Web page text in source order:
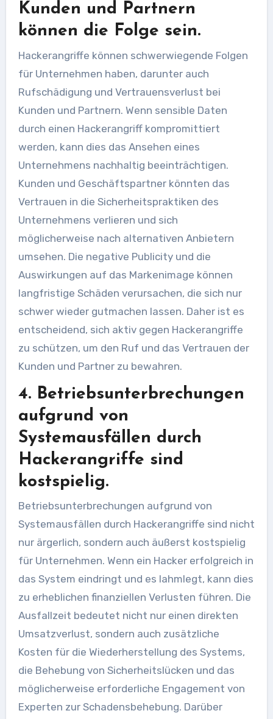
Kunden und Partnern
können die Folge sein.
Hackerangriffe können schwerwiegende Folgen
für Unternehmen haben, darunter auch
Rufschädigung und Vertrauensverlust bei
Kunden und Partnern. Wenn sensible Daten
durch einen Hackerangriff kompromittiert
werden, kann dies das Ansehen eines
Unternehmens nachhaltig beeinträchtigen.
Kunden und Geschäftspartner könnten das
Vertrauen in die Sicherheitspraktiken des
Unternehmens verlieren und sich
möglicherweise nach alternativen Anbietern
umsehen. Die negative Publicity und die
Auswirkungen auf das Markenimage können
langfristige Schäden verursachen, die sich nur
schwer wieder gutmachen lassen. Daher ist es
entscheidend, sich aktiv gegen Hackerangriffe
zu schützen, um den Ruf und das Vertrauen der
Kunden und Partner zu bewahren.
4. Betriebsunterbrechungen
aufgrund von
Systemausfällen durch
Hackerangriffe sind
kostspielig.
Betriebsunterbrechungen aufgrund von
Systemausfällen durch Hackerangriffe sind nicht
nur ärgerlich, sondern auch äußerst kostspielig
für Unternehmen. Wenn ein Hacker erfolgreich in
das System eindringt und es lahmlegt, kann dies
zu erheblichen finanziellen Verlusten führen. Die
Ausfallzeit bedeutet nicht nur einen direkten
Umsatzverlust, sondern auch zusätzliche
Kosten für die Wiederherstellung des Systems,
die Behebung von Sicherheitslücken und das
möglicherweise erforderliche Engagement von
Experten zur Schadensbehebung. Darüber